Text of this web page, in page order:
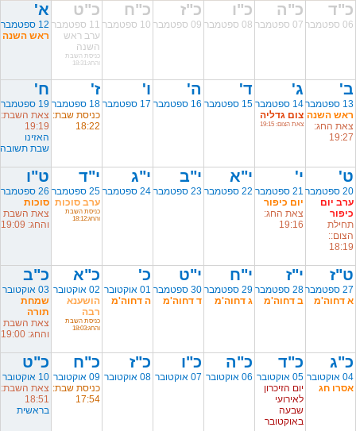
כ"ד
06 ספטמבר
כ"ה
07 ספטמבר
כ"ו
08 ספטמבר
כ"ז
09 ספטמבר
כ"ח
10 ספטמבר
כ"ט
11 ספטמבר
ערב ראש
השנה
כניסת השבת
והחג:18:31
א'
12 ספטמבר
ראש השנה
ב'
13 ספטמבר
ראש השנה
צאת החג:
19:27
ג'
14 ספטמבר
צום גדליה
צאת הצום: 19:15
ד'
15 ספטמבר
ה'
16 ספטמבר
ו'
17 ספטמבר
ז'
18 ספטמבר
כניסת שבת:
18:22
ח'
19 ספטמבר
צאת השבת:
19:19
האזינו
שבת תשובה
ט'
20 ספטמבר
ערב יום
כיפור
תחילת
הצום::
18:19
י'
21 ספטמבר
יום כיפור
צאת החג:
19:16
י"א
22 ספטמבר
י"ב
23 ספטמבר
י"ג
24 ספטמבר
י"ד
25 ספטמבר
ערב סוכות
כניסת השבת
והחג:18:12
ט"ו
26 ספטמבר
סוכות
צאת השבת
והחג: 19:09
ט"ז
27 ספטמבר
א דחוה'מ
י"ז
28 ספטמבר
ב דחוה'מ
י"ח
29 ספטמבר
ג דחוה'מ
י"ט
30 ספטמבר
ד דחוה'מ
כ'
01 אוקטובר
ה דחוה'מ
כ"א
02 אוקטובר
הושענא
רבה
כניסת השבת
והחג:18:03
כ"ב
03 אוקטובר
שמחת
תורה
צאת השבת
והחג: 19:00
כ"ג
04 אוקטובר
אסרו חג
כ"ד
05 אוקטובר
יום הזיכרון
לאירועי
שבעה
באוקטובר
כ"ה
06 אוקטובר
כ"ו
07 אוקטובר
כ"ז
08 אוקטובר
כ"ח
09 אוקטובר
כניסת שבת:
17:54
כ"ט
10 אוקטובר
צאת השבת:
18:51
בראשית